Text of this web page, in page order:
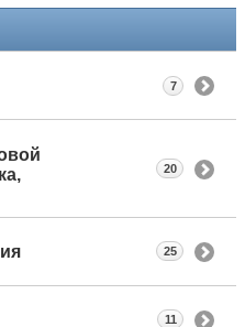
7
20
25
11